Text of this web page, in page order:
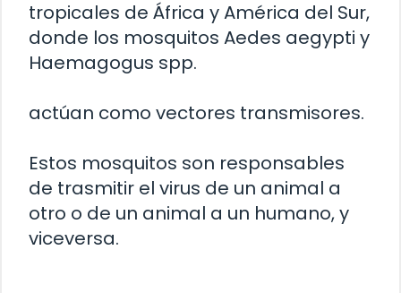
tropicales de África y América del Sur,
donde los mosquitos Aedes aegypti y
Haemagogus spp.
actúan como vectores transmisores.
Estos mosquitos son responsables
de trasmitir el virus de un animal a
otro o de un animal a un humano, y
viceversa.